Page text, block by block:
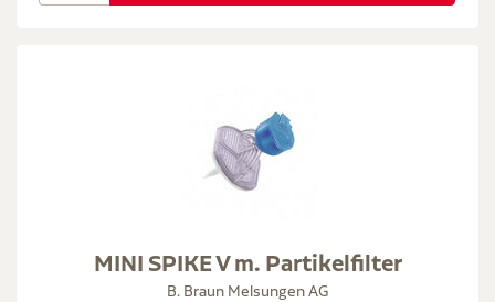
MINI SPIKE V m. Partikelfilter
B. Braun Melsungen AG